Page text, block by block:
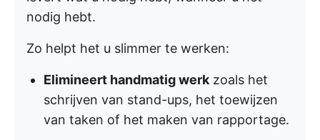
nodig hebt.
Zo helpt het u slimmer te werken:
Elimineert handmatig werk zoals het
schrijven van stand-ups, het toewijzen
van taken of het maken van rapportage.